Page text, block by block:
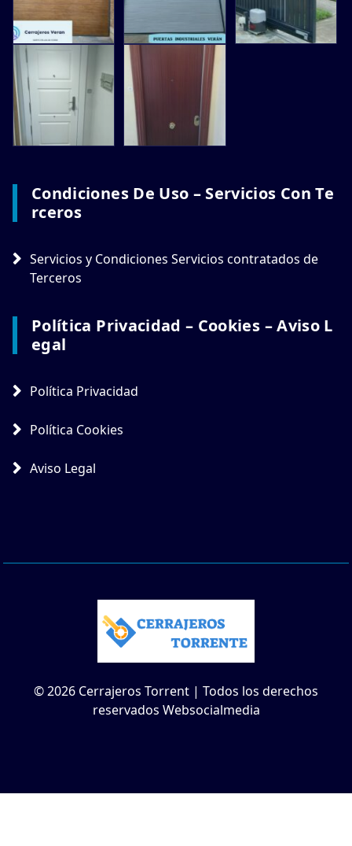
Condiciones De Uso – Servicios Con Te
Rceros
Servicios y Condiciones Servicios contratados de
Terceros
Política Privacidad – Cookies – Aviso L
Egal
Política Privacidad
Política Cookies
Aviso Legal
© 2026 Cerrajeros Torrent | Todos los derechos
reservados Websocialmedia